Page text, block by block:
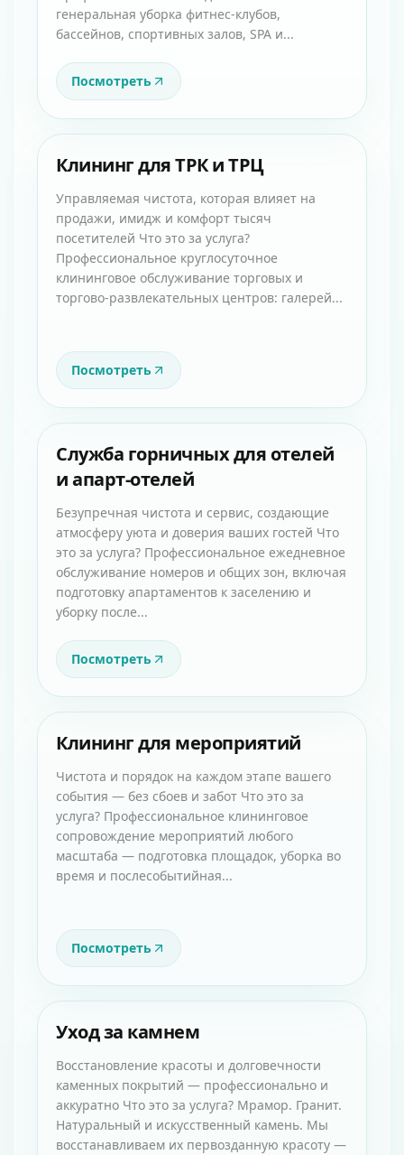
генеральная уборка фитнес-клубов,
бассейнов, спортивных залов, SPA и...
Посмотреть
Клининг для ТРК и ТРЦ
Управляемая чистота, которая влияет на
продажи, имидж и комфорт тысяч
посетителей Что это за услуга?
Профессиональное круглосуточное
клининговое обслуживание торговых и
торгово-развлекательных центров: галерей...
Посмотреть
Служба горничных для отелей
и апарт-отелей
Безупречная чистота и сервис, создающие
атмосферу уюта и доверия ваших гостей Что
это за услуга? Профессиональное ежедневное
обслуживание номеров и общих зон, включая
подготовку апартаментов к заселению и
уборку после...
Посмотреть
Клининг для мероприятий
Чистота и порядок на каждом этапе вашего
события — без сбоев и забот Что это за
услуга? Профессиональное клининговое
сопровождение мероприятий любого
масштаба — подготовка площадок, уборка во
время и послесобытийная...
Посмотреть
Уход за камнем
Восстановление красоты и долговечности
каменных покрытий — профессионально и
аккуратно Что это за услуга? Мрамор. Гранит.
Натуральный и искусственный камень. Мы
восстанавливаем их первозданную красоту —